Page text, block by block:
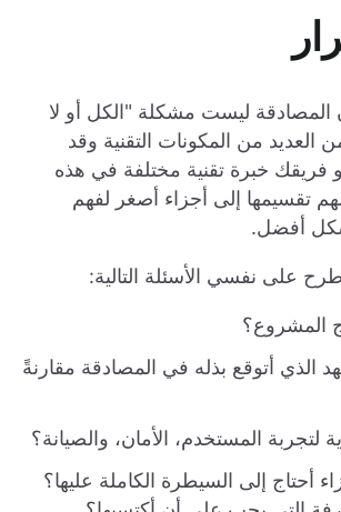
المصادقة ليست مشكلة "الكل أو لا
العديد من المكونات التقنية وقد
فريقك خبرة تقنية مختلفة في هذه
تقسيمها إلى أجزاء أصغر لفهم
أفضل.
على نفسي الأسئلة التالية:
المشروع؟
الذي أتوقع بذله في المصادقة مقارنةً
لتجربة المستخدم، الأمان، والصيانة؟
أحتاج إلى السيطرة الكاملة عليها؟